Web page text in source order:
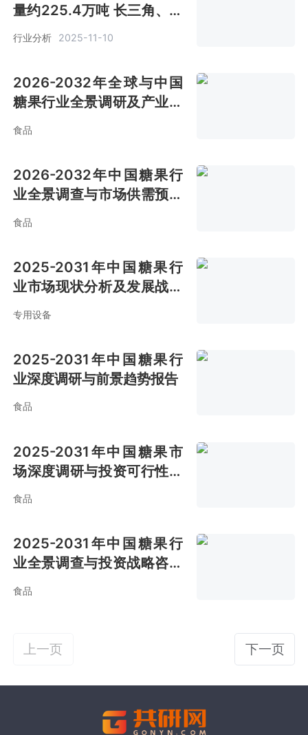
量约225.4万吨 长三角、珠
三角地区人均消费量达
2.3kg/年[图]
行业分析 2025-11-10
2026-2032年全球与中国
糖果行业全景调研及产业竞
争格局报告
食品
2026-2032年中国糖果行
业全景调查与市场供需预测
报告
食品
2025-2031年中国糖果行
业市场现状分析及发展战略
专用设备
2025-2031年中国糖果行
业深度调研与前景趋势报告
食品
2025-2031年中国糖果市
场深度调研与投资可行性报
告
食品
2025-2031年中国糖果行
业全景调查与投资战略咨询
报告
食品
上一页 下一页